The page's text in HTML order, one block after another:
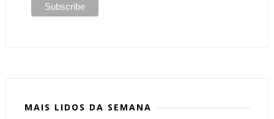
MAIS LIDOS DA SEMANA